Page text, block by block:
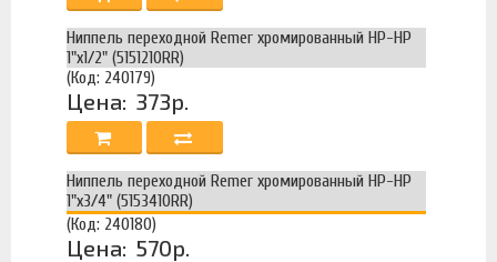
Ниппель переходной Remer хромированный НР-НР
1"х1/2" (5151210RR)
(Код: 240179)
Цена: 373р.
Ниппель переходной Remer хромированный НР-НР
1"х3/4" (5153410RR)
(Код: 240180)
Цена: 570р.